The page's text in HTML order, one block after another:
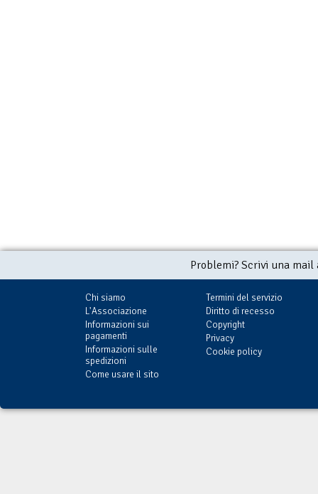
Problemi? Scrivi una
Chi siamo
L'Associazione
Informazioni sui
pagamenti
Informazioni sulle
spedizioni
Come usare il sito
Termini del servizio
Diritto di recesso
Copyright
Privacy
Cookie policy